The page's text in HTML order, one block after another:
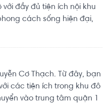
đầy đủ tiện ích nội khu
cách sống hiện đại,
Cơ Thạch. Từ đây, bạn
các tiện ích trong khu đô
vào trung tâm quận 1